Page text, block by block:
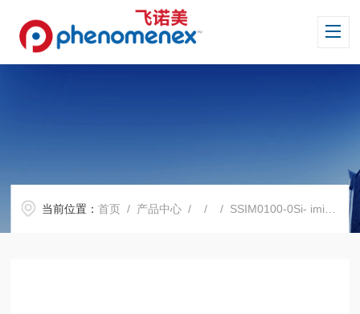
当前位置：首页 / 产品中心 / / / SSIM0100-0Si- imidazol净化填料